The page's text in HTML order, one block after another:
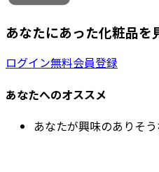
あなたにあった化粧品を
ログイン無料会員登録
あなたへのオススメ
あなたが興味のありそ